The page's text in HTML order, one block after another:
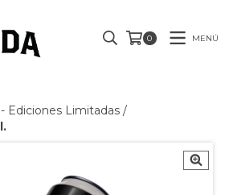
0 MENÚ
Ediciones Limitadas /